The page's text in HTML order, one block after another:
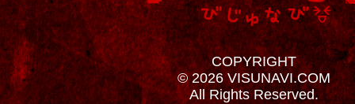
COPYRIGHT
© 2026 VISUNAVI.COM
All Rights Reserved.